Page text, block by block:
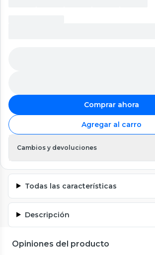
Comprar ahora
Agregar al carro
Cambios y devoluciones
Todas las características
Descripción
Opiniones del producto